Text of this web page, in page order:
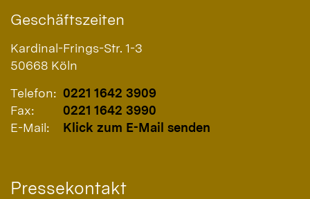
Geschäftszeiten
Kardinal-Frings-Str. 1-3
50668 Köln
Telefon: 0221 1642 3909
Fax:
0221 1642 3990
E-Mail:
Klick zum E-Mail senden
Pressekontakt